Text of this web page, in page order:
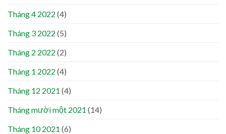
Tháng 4 2022 (4)
Tháng 3 2022 (5)
Tháng 2 2022 (2)
Tháng 1 2022 (4)
Tháng 12 2021 (4)
Tháng mười một 2021 (14)
Tháng 10 2021 (6)